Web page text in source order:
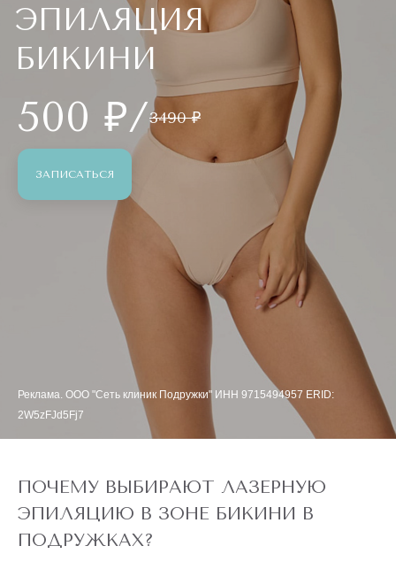
ЭПИЛЯЦИЯ
БИКИНИ
500 ₽/3490 ₽
ЗАПИСАТЬСЯ
Реклама. ООО "Сеть клиник Подружки" ИНН 9715494957 ERID:
2W5zFJd5Fj7
ПОЧЕМУ ВЫБИРАЮТ ЛАЗЕРНУЮ
ЭПИЛЯЦИЮ В ЗОНЕ БИКИНИ В
ПОДРУЖКАХ?